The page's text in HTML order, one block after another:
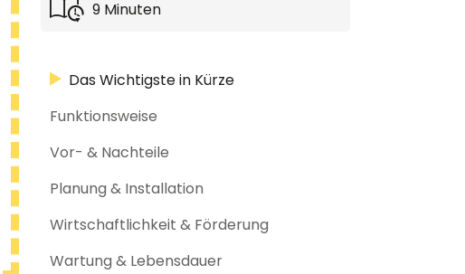
9 Minuten
Das Wichtigste in Kürze
Funktionsweise
Vor- & Nachteile
Planung & Installation
Wirtschaftlichkeit & Förderung
Wartung & Lebensdauer